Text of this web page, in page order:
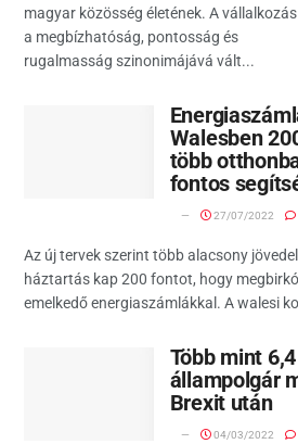
magyar közösség életének. A
a megbízhatóság, pontosság és
rugalmasság szinonimájává vált...
Walesben
több
fontos
27/07/2022
Az új tervek szerint több alacsony
háztartás kap 200 fontot, hogy
emelkedő energiaszámlákkal. A walesi
Több mint
állampolgár
Brexit után
04/03/2022